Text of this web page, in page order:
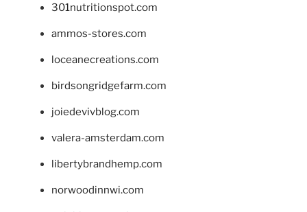
301nutritionspot.com
ammos-stores.com
loceanecreations.com
birdsongridgefarm.com
joiedevivblog.com
valera-amsterdam.com
libertybrandhemp.com
norwoodinnwi.com